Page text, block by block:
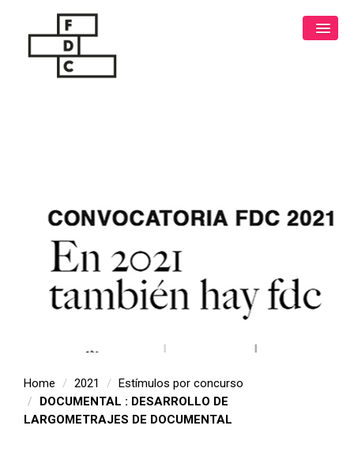
Home 2021
Estímulos por concurso
DOCUMENTAL : DESARROLLO DE
LARGOMETRAJES DE DOCUMENTAL